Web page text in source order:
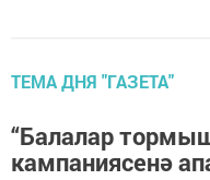
ТЕМА ДНЯ "ГАЗЕТА"
“Балалар
кампаниясенә